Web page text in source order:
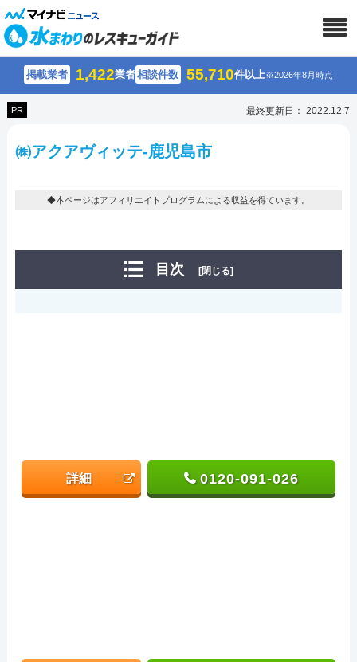
掲載業者 1,422業者相談件数 55,710件以上※2026年8月時点
PR 最終更新日： 2022.12.7
㈱アクアヴィッテ-鹿児島市
◆本ページはアフィリエイトプログラムによる収益を得ています。
目次 [閉じる]
詳細 0120-091-026